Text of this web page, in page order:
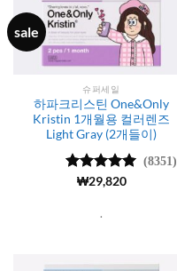
sale
슈퍼세일
하파크리스틴 One&Only
Kristin 1개월용 컬러렌즈
Light Gray (2개들이)
5 중에서
(8351)
₩29,820
.